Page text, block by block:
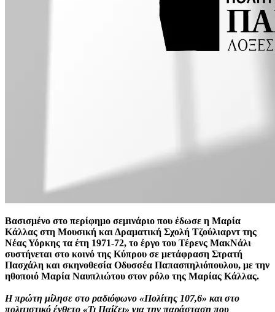
Βασισμένο στο περίφημο σεμινάριο που έδωσε η Μαρία
Κάλλας στη Μουσική και Δραματική Σχολή Τζούλιαρντ της
Νέας Υόρκης τα έτη 1971-72, το έργο του Τέρενς ΜακΝάλι
συστήνεται στο κοινό της Κύπρου σε μετάφραση Στρατή
Πασχάλη και σκηνοθεσία Οδυσσέα Παπασπηλιόπουλου, με την
ηθοποιό Μαρία Ναυπλιώτου στον ρόλο της Μαρίας Κάλλας.
Η πρώτη μίλησε στο ραδιόφωνο «Πολίτης 107,6» και στο
πολιτιστικό ένθετο «Τι Παίζει» για την παράσταση που